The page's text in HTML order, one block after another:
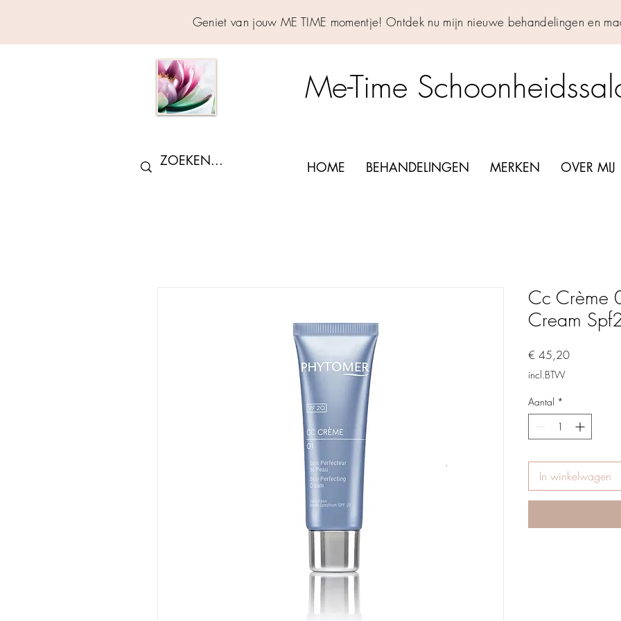
Geniet van jouw ME TIME momentje! Ontdek nu mijn nieuwe behandelingen en
Me-Time
HOME BEHANDELINGEN MERKEN OVER MIJ
Cc Crème
Cream
€ 45,20Prijs
incl.BTW
Aantal *
In winkelwagen